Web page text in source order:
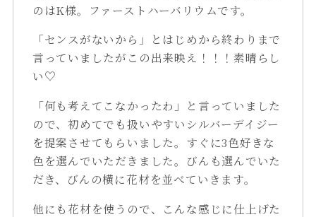
のはK様。ファーストハーバリウムです。
「センスがないから」とはじめから終わりまで
言っていましたがこの出来映え！！！素晴らし
い♡
「何も考えてこなかったわ」と言っていました
ので、初めてでも扱いやすいシルバーデイジー
を提案させてもらいました。すぐに3色好きな
色を選んでいただきました。びんも選んでいた
だき、びんの横に花材を並べていきます。
他にも花材を使うので、こんな感じに仕上げた